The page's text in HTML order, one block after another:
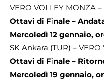
VERO VOLLEY MONZA
Ottavi di Finale –
Mercoledì 12 gennaio,
SK Ankara (TUR) –
Ottavi di Finale –
Mercoledì 19 gennaio,